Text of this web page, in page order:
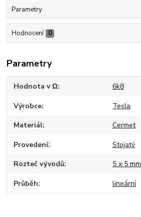
Parametry
Hodnocení 0
Parametry
Hodnota v Ω 6k8
Výrobce Tesla
Materiál Cermet
Provedení Stojatý
Rozteč vývodů 5 x 5 mm
Průběh lineární